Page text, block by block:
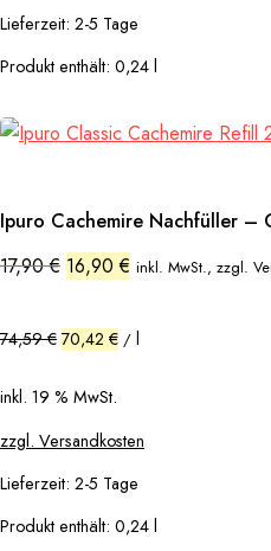
Lieferzeit: 2-5 Tage
Produkt enthält: 0,24 l
Ipuro Cachemire Nachfüller –
17,90€ Ursprünglicher
Preis
17,90 €
16,90€ Aktueller
Preis
inkl. MwSt., zzgl.
74,59€ 70,42 € / l
inkl. 19 % MwSt.
zzgl. Versandkosten
Lieferzeit: 2-5 Tage
Produkt enthält: 0,24 l